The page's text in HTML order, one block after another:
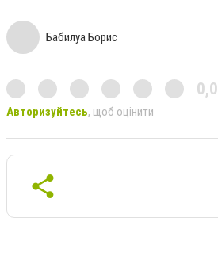
Бабилуа Борис
0,0
Авторизуйтесь, щоб оцінити